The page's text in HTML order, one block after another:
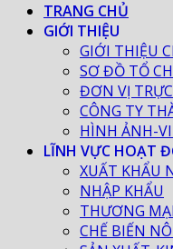
TRANG CHỦ
GIỚI THIỆU
GIỚI THIỆU
SƠ ĐỒ TỔ
ĐƠN VỊ
CÔNG TY
HÌNH ẢNH-
LĨNH VỰC HOẠT
XUẤT KHẨU
NHẬP KHẨU
THƯƠNG
CHẾ BIẾN